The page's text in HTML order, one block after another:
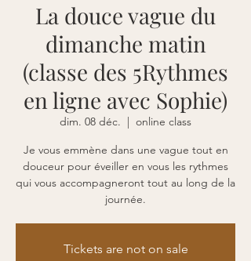
La douce vague du
dimanche matin
(classe des 5Rythmes
en ligne avec Sophie)
dim. 08 déc.
  |
online class
Je vous emmène dans une vague tout en
douceur pour éveiller en vous les rythmes
qui vous accompagneront tout au long de la
journée.
Tickets are not on sale